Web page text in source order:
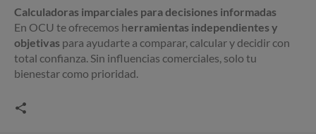
Calculadoras imparciales para decisiones informadas
En OCU te ofrecemos herramientas independientes y
objetivas para ayudarte a comparar, calcular y decidir con
total confianza. Sin influencias comerciales, solo tu
bienestar como prioridad.